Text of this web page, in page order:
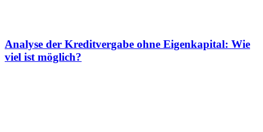
Analyse der Kreditvergabe ohne Eigenkapital: Wie
viel ist möglich?